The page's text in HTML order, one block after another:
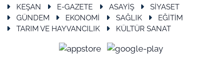
KEŞAN E-GAZETE ASAYİŞ
SİYASET
GÜNDEM
EKONOMİ SAĞLIK
EĞİTİM
TARIM VE HAYVANCILIK
KÜLTÜR SANAT